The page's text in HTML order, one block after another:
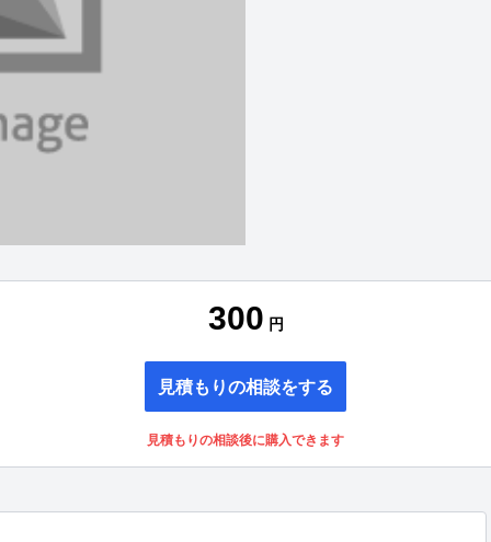
300 円
見積もりの相談をする
見積もりの相談後に購入できます